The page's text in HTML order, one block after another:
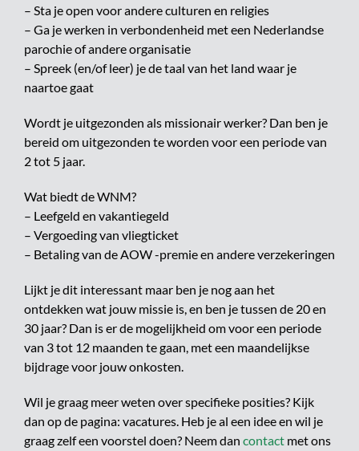
– Sta je open voor andere culturen en religies
– Ga je werken in verbondenheid met een Nederlandse
parochie of andere organisatie
– Spreek (en/of leer) je de taal van het land waar je
naartoe gaat
Wordt je uitgezonden als missionair werker? Dan ben je
bereid om uitgezonden te worden voor een periode van
2 tot 5 jaar.
Wat biedt de WNM?
– Leefgeld en vakantiegeld
– Vergoeding van vliegticket
– Betaling van de AOW -premie en andere verzekeringen
Lijkt je dit interessant maar ben je nog aan het
ontdekken wat jouw missie is, en ben je tussen de 20 en
30 jaar? Dan is er de mogelijkheid om voor een periode
van 3 tot 12 maanden te gaan, met een maandelijkse
bijdrage voor jouw onkosten.
Wil je graag meer weten over specifieke posities? Kijk
dan op de pagina: vacatures. Heb je al een idee en wil je
graag zelf een voorstel doen? Neem dan contactmet ons